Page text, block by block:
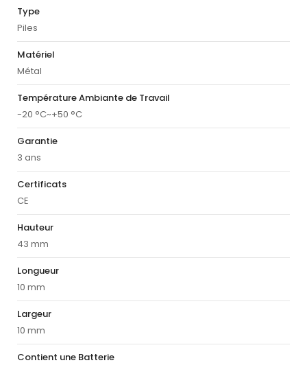
Type
Piles
Matériel
Métal
Température Ambiante de Travail
-20 °C~+50 °C
Garantie
3 ans
Certificats
CE
Hauteur
43 mm
Longueur
10 mm
Largeur
10 mm
Contient une Batterie